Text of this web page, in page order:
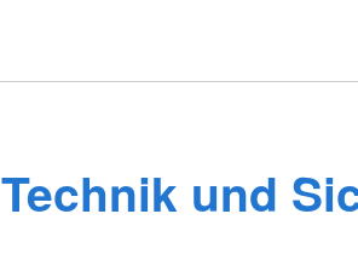
Technik und